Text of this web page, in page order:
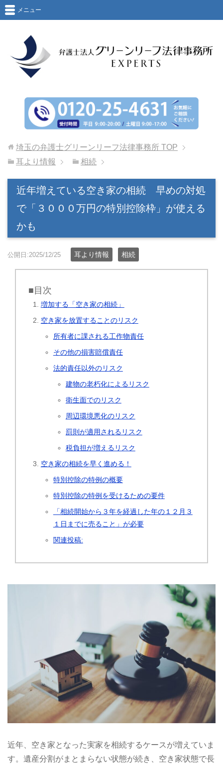
メニュー
埼玉の弁護士グリーンリーフ法律事務所 TOP
耳より情報
相続
近年増えている空き家の相続 早めの対処
で「３０００万円の特別控除枠」が使える
かも
公開日:2025/12/25 耳より情報 相続
■目次
増加する「空き家の相続」
空き家を放置することのリスク
所有者に課される工作物責任
その他の損害賠償責任
法的責任以外のリスク
建物の老朽化によるリスク
衛生面でのリスク
周辺環境悪化のリスク
罰則が適用されるリスク
税負担が増えるリスク
空き家の相続を早く進める！
特別控除の特例の概要
特別控除の特例を受けるための要件
「相続開始から３年を経過した年の１２月３
１日までに売ること」が必要
関連投稿:
近年、空き家となった実家を相続するケースが増えていま
す。遺産分割がまとまらない状態が続き、空き家状態で長